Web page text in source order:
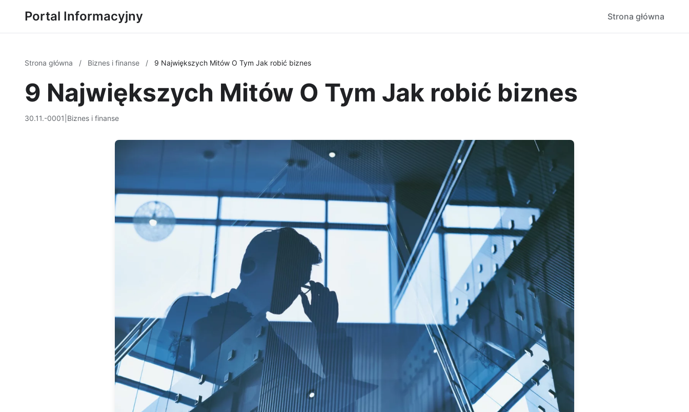
Portal Informacyjny Strona główna
Strona główna / Biznes i finanse / 9 Największych Mitów O Tym Jak robić biznes
9 Największych Mitów O Tym Jak robić biznes
30.11.-0001 Biznes i finanse